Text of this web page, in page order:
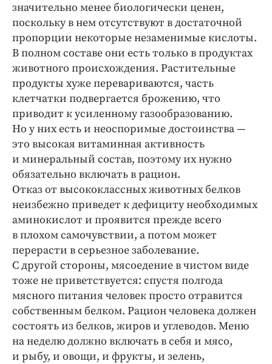
значительно менее биологически ценен,
поскольку в нем отсутствуют в достаточной
пропорции некоторые незаменимые кислоты.
В полном составе они есть только в продуктах
животного происхождения. Растительные
продукты хуже перевариваются, часть
клетчатки подвергается брожению, что
приводит к усиленному газообразованию.
Но у них есть и неоспоримые достоинства —
это высокая витаминная активность
и минеральный состав, поэтому их нужно
обязательно включать в рацион.
Отказ от высококлассных животных белков
неизбежно приведет к дефициту необходимых
аминокислот и проявится прежде всего
в плохом самочувствии, а потом может
перерасти в серьезное заболевание.
С другой стороны, мясоедение в чистом виде
тоже не приветствуется: спустя полгода
мясного питания человек просто отравится
собственным белком. Рацион человека должен
состоять из белков, жиров и углеводов. Меню
на неделю должно включать в себя и мясо,
и рыбу, и овощи, и фрукты, и зелень,